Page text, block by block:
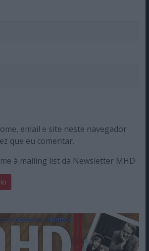
email e site neste navegador
que eu comentar.
à mailing list da Newsletter MHD